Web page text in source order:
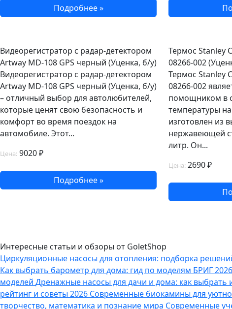
Подробнее »
Видеорегистратор с радар-детектором
Artway MD-108 GPS черный (Уценка, б/у)
Видеорегистратор с радар-детектором
Artway MD-108 GPS черный (Уценка, б/у)
– отличный выбор для автолюбителей,
которые ценят свою безопасность и
комфорт во время поездок на
автомобиле. Этот...
Цена: 9020 ₽
Подробнее »
Термос Stanley
08266-002
Термос Stanley
08266-002
помощником в
температуры
изготовлен из
нержавеющей
литр. Он...
Цена: 2690 ₽
Интересные статьи и обзоры от GoletShop
Циркуляционные насосы для отопления: подборка
Как выбрать барометр для дома: гид по моделям БРИГ
моделей Дренажные насосы для дачи и дома: как выбрать
рейтинг и советы 2026 Современные биокамины для
творчество, математика и познание мира Современные